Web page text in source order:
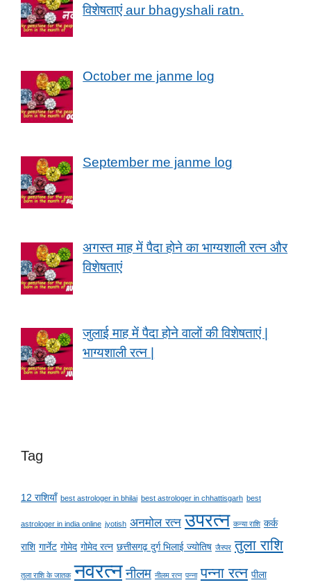
विशेषताएं aur bhagyshali ratn.
October me janme log
September me janme log
अगस्त माह में पैदा होने का भाग्यशाली रत्न और
विशेषताएं
जुलाई माह में पैदा होने वालों की विशेषताएं |
भाग्यशाली रत्न |
Tag
12 राशियाँ best astrologer in bhilai best astrologer in chhattisgarh best
astrologer in india online jyotish अनमोल रत्न उपरत्न कन्या राशि कर्क
राशि गार्नेट गोमेद गोमेद रत्न छत्तीसगढ़ दुर्ग भिलाई ज्योतिष जैस्पर तुला राशि
तुला राशि के जातक नवरत्न नीलम नीलम रत्न पन्ना पन्ना रत्न पीला